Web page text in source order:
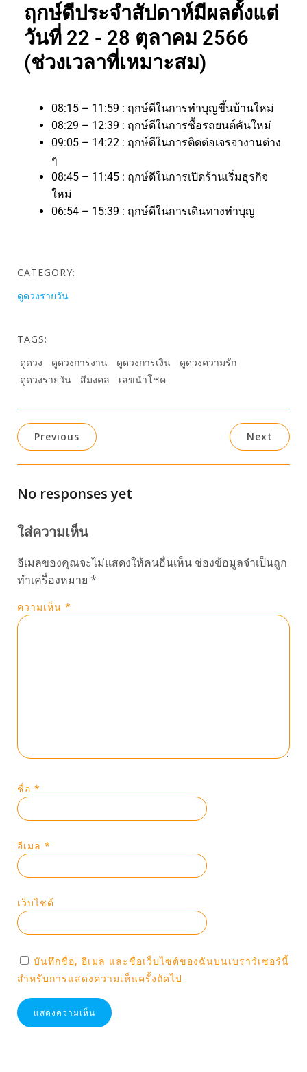
ฤกษ์ดีประจำสัปดาห์มีผลตั้งแต่
วันที่ 22 - 28 ตุลาคม 2566
(ช่วงเวลาที่เหมาะสม)
08:15 – 11:59 : ฤกษ์ดีในการทำบุญขึ้นบ้านใหม่
08:29 – 12:39 : ฤกษ์ดีในการซื้อรถยนต์คันใหม่
09:05 – 14:22 : ฤกษ์ดีในการติดต่อเจรจางานต่าง
ๆ
08:45 – 11:45 : ฤกษ์ดีในการเปิดร้านเริ่มธุรกิจ
ใหม่
06:54 – 15:39 : ฤกษ์ดีในการเดินทางทำบุญ
CATEGORY:
ดูดวงรายวัน
TAGS:
ดูดวง
ดูดวงการงาน ดูดวงการเงิน
ดูดวงความรัก
ดูดวงรายวัน
สีมงคล เลขนำโชค
Previous Next
No responses yet
ใส่ความเห็น
อีเมลของคุณจะไม่แสดงให้คนอื่นเห็น ช่องข้อมูลจำเป็นถูก
ทำเครื่องหมาย *
ความเห็น *
ชื่อ *
อีเมล *
เว็บไซต์
บันทึกชื่อ, อีเมล และชื่อเว็บไซต์ของฉันบนเบราว์เซอร์นี้
สำหรับการแสดงความเห็นครั้งถัดไป